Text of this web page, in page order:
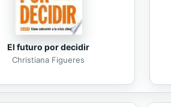
El futuro por decidir
Christiana Figueres